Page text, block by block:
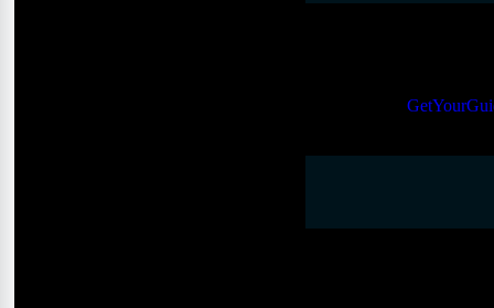
La oferta gastronómica
exóticas y una variedad
ofrecen una experiencia